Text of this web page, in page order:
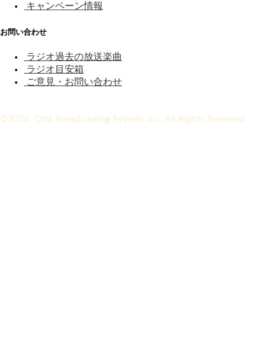
キャンペーン情報
お問い合わせ
ラジオ過去の放送楽曲
ラジオ目安箱
ご意見・お問い合わせ
©2026 Oita Broadcasting System, Inc. All Rights Reserved.